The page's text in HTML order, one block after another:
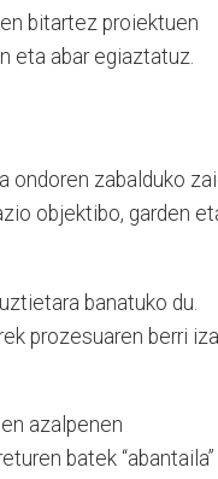
bitartez proiektuen
eta abar egiaztatuz.
ondoren zabalduko
objektibo, garden
banatuko du.
prozesuaren berri
azalpenen
batek “abantaila”